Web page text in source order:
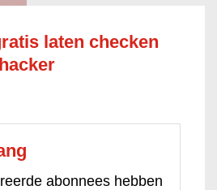
laten checken
abonnees hebben